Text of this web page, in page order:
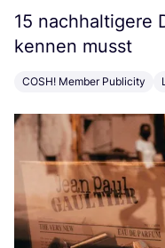
15 nach­hal­ti­ge­re
ken­nen musst
COSH! Member Publicity